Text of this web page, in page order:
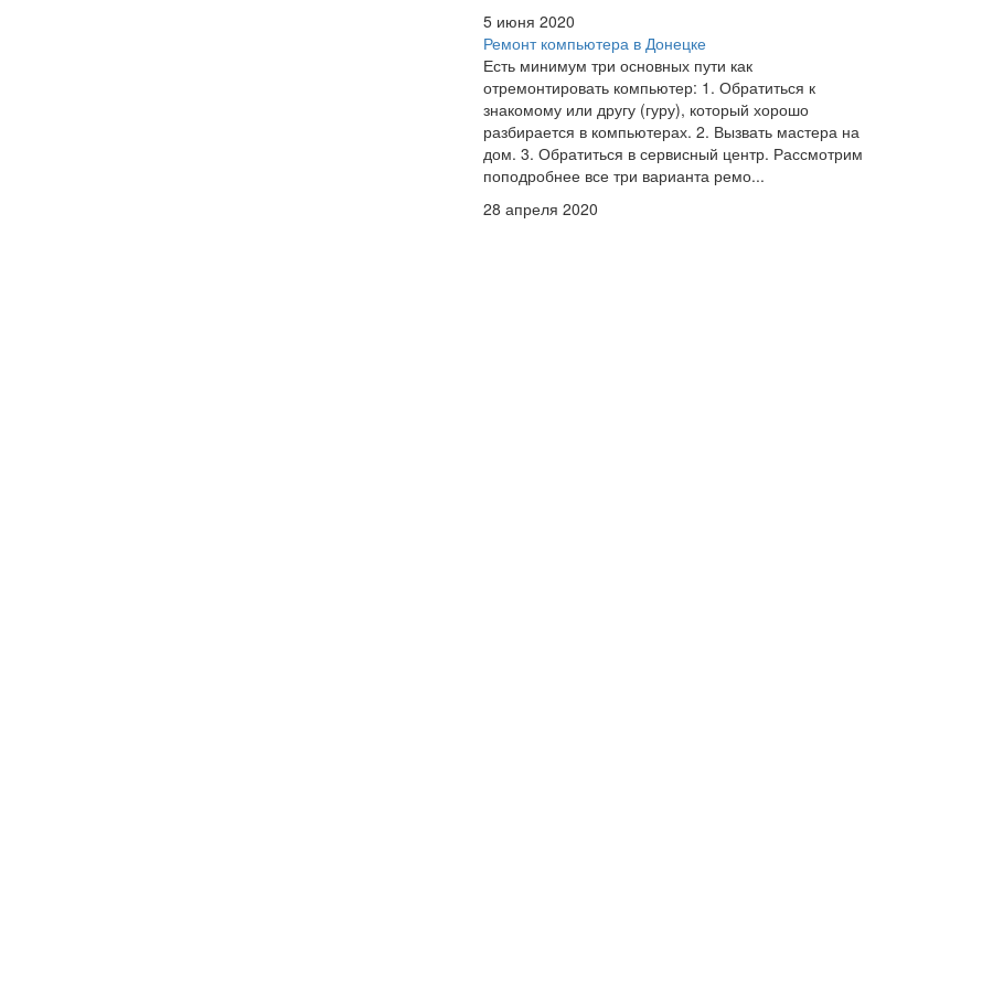
5 июня 2020
Ремонт компьютера в Донецке
Есть минимум три основных пути как
отремонтировать компьютер: 1. Обратиться к
знакомому или другу (гуру), который хорошо
разбирается в компьютерах. 2. Вызвать мастера на
дом. 3. Обратиться в сервисный центр. Рассмотрим
поподробнее все три варианта ремо...
28 апреля 2020